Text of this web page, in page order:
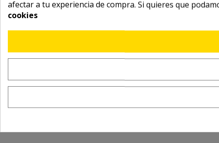
afectar a tu experiencia de compra. Si quieres que
cookies